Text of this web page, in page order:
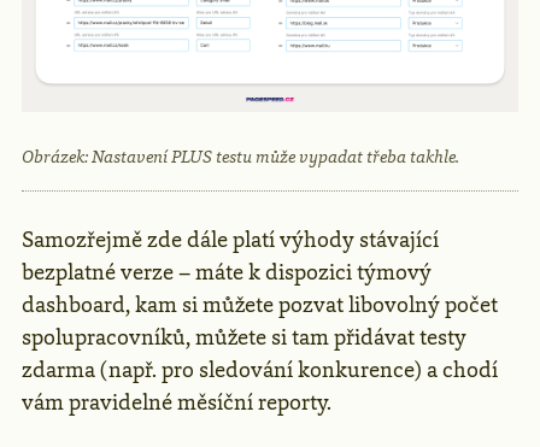
Obrázek: Nastavení PLUS testu může vypadat třeba takhle.
Samozřejmě zde dále platí výhody stávající
bezplatné verze – máte k dispozici týmový
dashboard, kam si můžete pozvat libovolný počet
spolupracovníků, můžete si tam přidávat testy
zdarma (např. pro sledování konkurence) a chodí
vám pravidelné měsíční reporty.